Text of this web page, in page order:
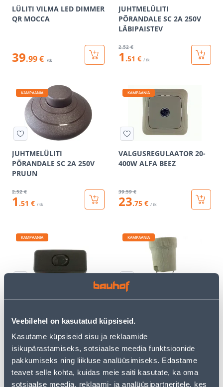
Veebilehel on kasutatud küpsiseid.
Kasutame küpsiseid sisu ja reklaamide
isikupärastamiseks, sotsiaalse meedia funktsioonide
pakkumiseks ning liikluse analüüsimiseks. Edastame
teavet selle kohta, kuidas meie saiti kasutate, ka oma
sotsiaalse meedia, reklaami- ja analüüsipartneritele, kes
LÜLITI VILMA LED DIMMER
QR MOCCA
39.99 € /tk
JUHTMELÜLITI
PÕRANDALE SC 2A 250V
LÄBIPAISTEV
2.52 €
1 .51 € / tk
KAMPAANIA
JUHTMELÜLITI
PÕRANDALE SC 2A 250V
PRUUN
2.52 €
1 .51 € / tk
KAMPAANIA
VALGUSREGULAATOR 20-
400W ALFA BEEZ
39.59 €
23.75 € / tk
KAMPAANIA
JUHTMELÜLITI SC 2A 250V
0.95 € / tk
KAMPAANIA
JUHTMELÜLITI SC 2A 250V
1.03 € / tk
KAMPAANIA KAMPAANIA